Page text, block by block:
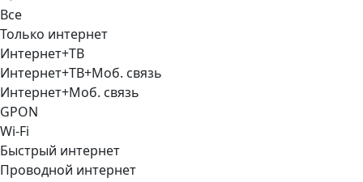
Все
Только интернет
Интернет+ТВ
Интернет+ТВ+Моб. связь
Интернет+Моб. связь
GPON
Wi-Fi
Быстрый интернет
Проводной интернет